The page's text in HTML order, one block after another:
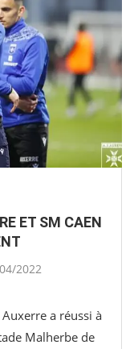
ET SM CAEN
2022
a réussi à
Malherbe de